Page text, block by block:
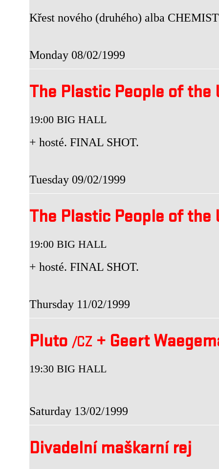
Křest nového (druhého) alba
Monday 08/02/1999
The Plastic People of the
19:00 BIG HALL
+ hosté. FINAL SHOT.
Tuesday 09/02/1999
The Plastic People of the
19:00 BIG HALL
+ hosté. FINAL SHOT.
Thursday 11/02/1999
Pluto /CZ + Geert
19:30 BIG HALL
Saturday 13/02/1999
Divadelní maškarní rej